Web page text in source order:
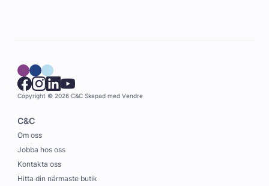
Copyright © 2026 C&C Skapad med Vendre
C&C
Om oss
Jobba hos oss
Kontakta oss
Hitta din närmaste butik